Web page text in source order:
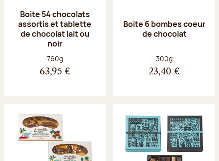
Boite 54 chocolats
assortis et tablette
de chocolat lait ou
noir
Poids net :
760g
63,95 €
Boite 6 bombes coeur
de chocolat
Poids net :
300g
23,40 €